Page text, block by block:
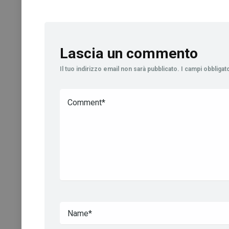
Lascia un commento
Il tuo indirizzo email non sarà pubblicato. I campi